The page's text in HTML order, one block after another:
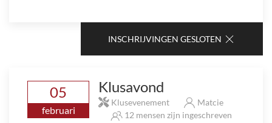
INSCHRIJVINGEN GESLOTEN
05
februari
Klusavond
Klusevenement
Matcie
12 mensen zijn ingeschreven